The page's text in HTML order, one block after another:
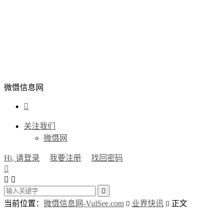
微慑信息网

关注我们
微慑网
Hi, 请登录 我要注册
找回密码

 

当前位置： 微慑信息网-VulSee.com  业界快讯  正文